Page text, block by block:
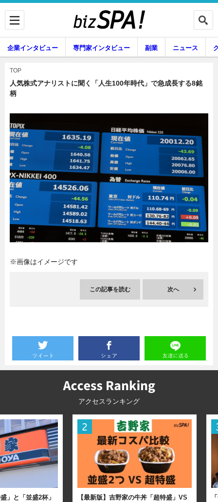
副業 ニュース
スキル
暮らし エンタメ
企業インタビュー 専門家インタビュー 副業 ニュース
暮らし
TOP
人気株式アナリストに聞く「人生100年時代」で急成長する8銘
柄
※画像はイメージです
この記事を読む 次へ
アクセスランキング
」と「並盛2杯」
【最新版】吉野家の牛丼「超特盛」VS